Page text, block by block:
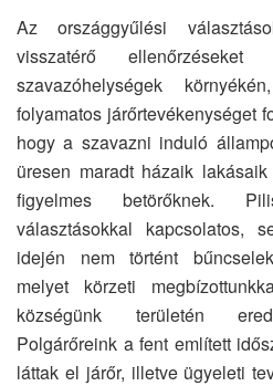
Az országgyűlési
visszatérő
szavazóhelységek
folyamatos járőrtevékenységet
hogy a szavazni induló
üresen maradt házaik
figyelmes betörőknek.
választásokkal kapcsolatos,
idején nem történt
melyet körzeti
községünk területén
Polgárőreink a fent említett
láttak el járőr, illetve ügyeleti